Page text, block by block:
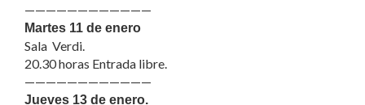
————————————
Martes 11 de enero
Sala Verdi.
20.30 horas Entrada libre.
————————————
Jueves 13 de enero.